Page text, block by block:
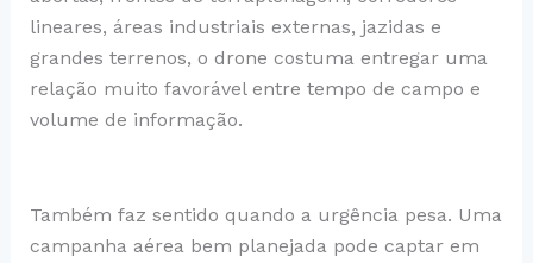
lineares, áreas industriais externas, jazidas e
grandes terrenos, o drone costuma entregar uma
relação muito favorável entre tempo de campo e
volume de informação.
Também faz sentido quando a urgência pesa. Uma
campanha aérea bem planejada pode captar em